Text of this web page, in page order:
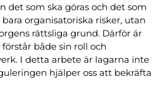
det som ska göras och det som
organisatoriska risker, utan
rättsliga grund. Därför är
både sin roll och
I detta arbete är lagarna inte
hjälper oss att bekräfta